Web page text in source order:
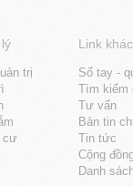
trị
cư
Link khác
Sổ tay -
Tìm kiếm
Tư vấn
Bản tin
Tin tức
Cộng
Danh